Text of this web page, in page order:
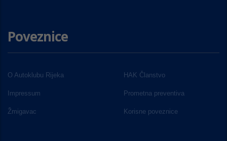
Poveznice
O Autoklubu Rijeka HAK Članstvo
Impressum Prometna preventiva
Žmigavac Korisne poveznice